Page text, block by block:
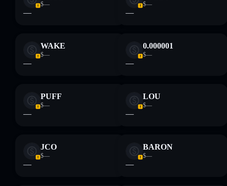
$—
—
$—
—
WAKE
$—
—
0.000001
$—
—
PUFF
$—
—
LOU
$—
—
JCO
$—
—
BARON
$—
—